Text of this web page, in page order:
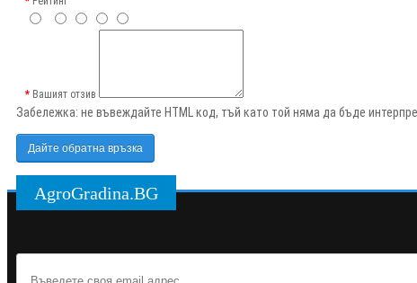
Вашият отзив
Забележка: не въвеждайте HTML код, тъй като той няма да бъде
Дайте обратна връзка
AgroGradina.BG